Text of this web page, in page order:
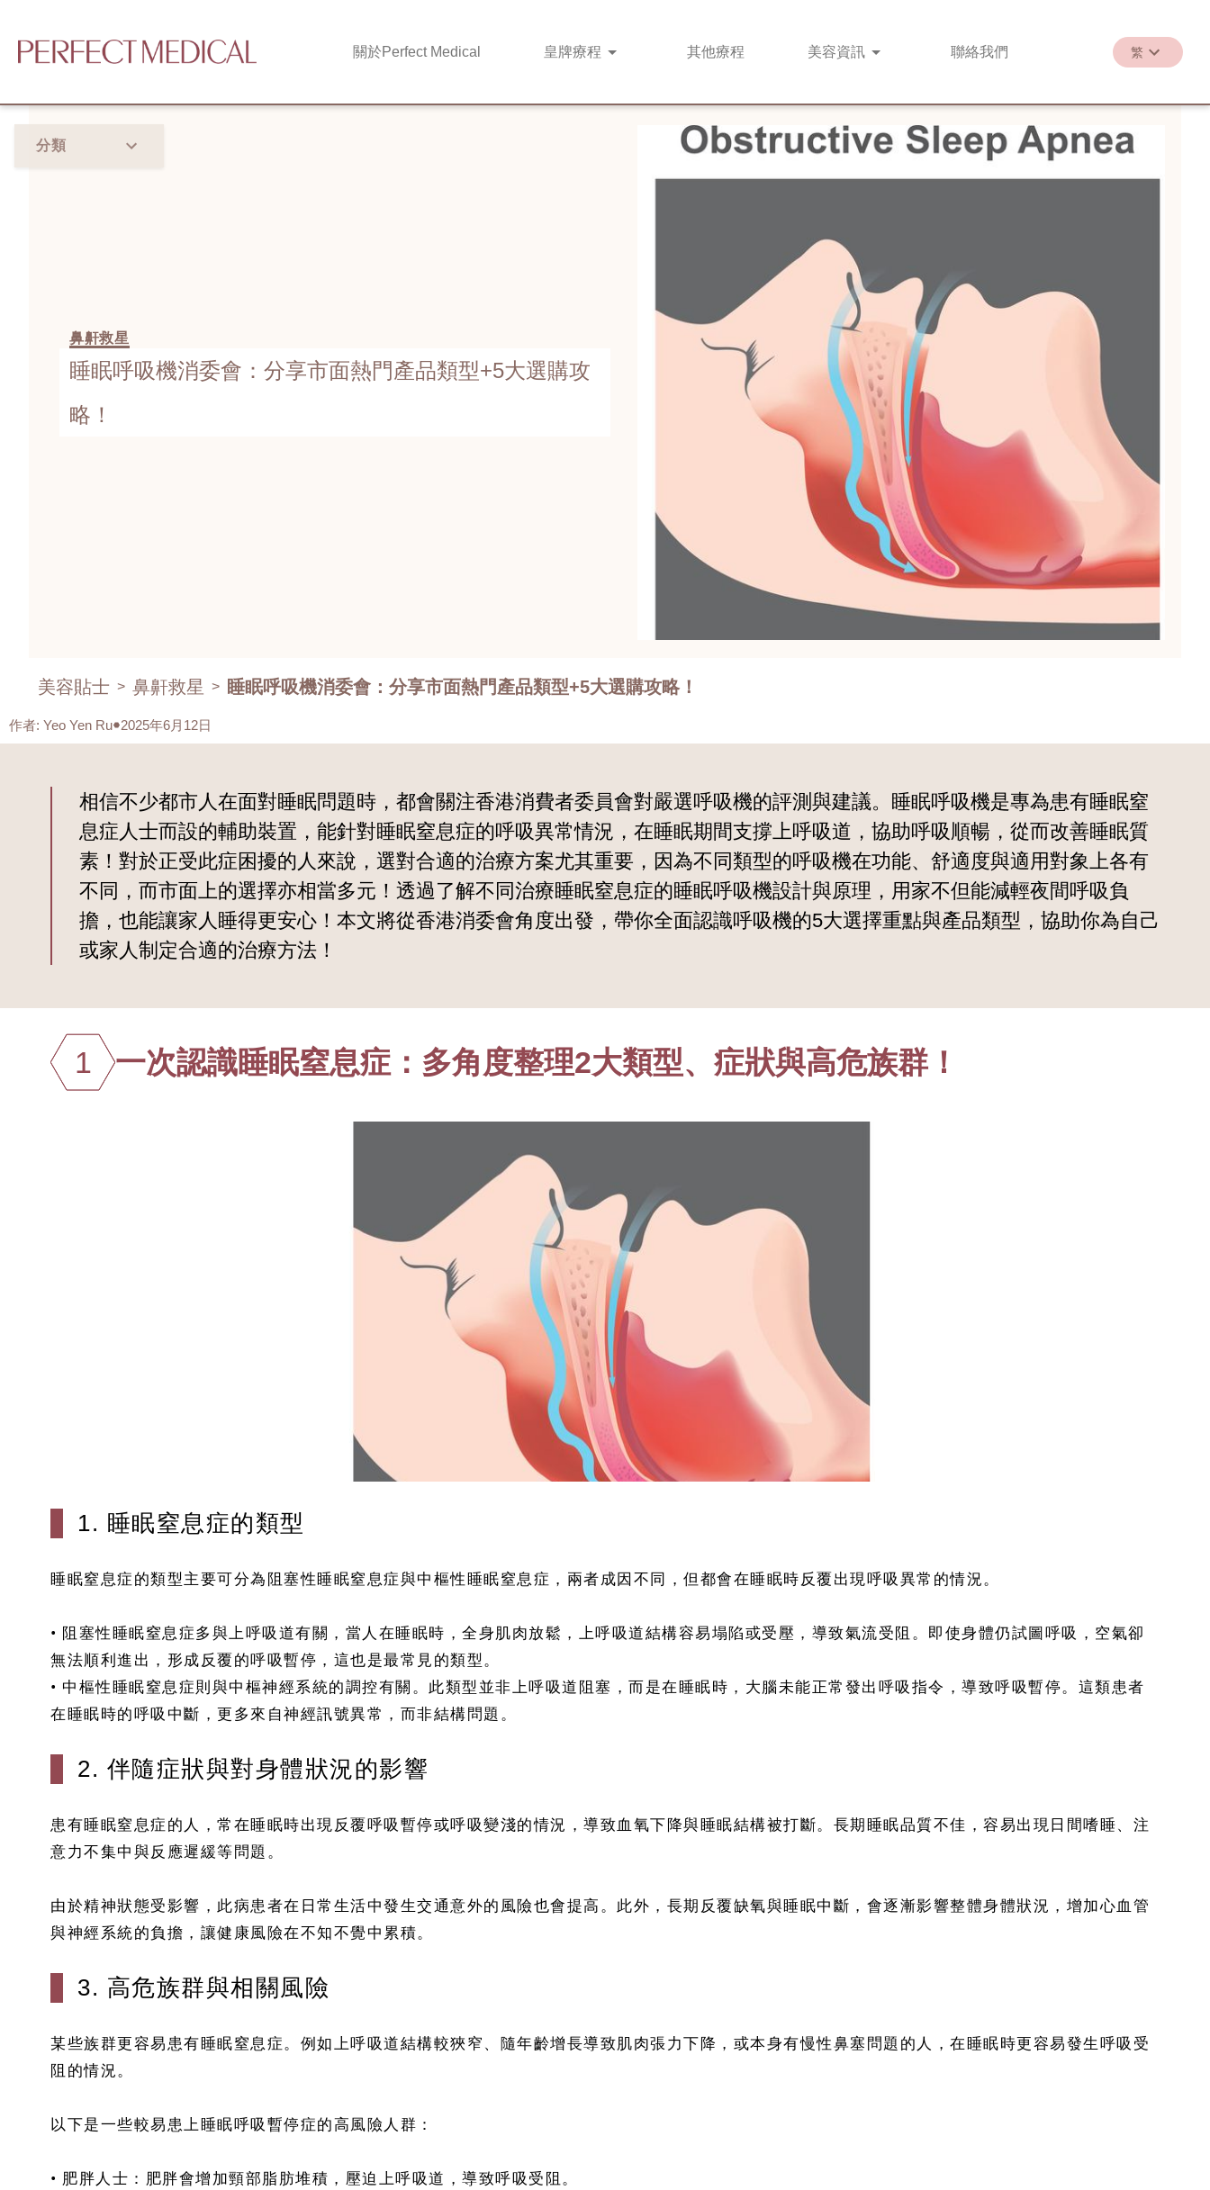
關於Perfect Medical 皇牌療程 其他療程 美容資訊 聯絡我們 繁
分類
鼻鼾救星
睡眠呼吸機消委會：分享市面熱門產品類型+5大選購攻
略！
美容貼士 > 鼻鼾救星 > 睡眠呼吸機消委會：分享市面熱門產品類型+5大選購攻略！
作者: Yeo Yen Ru 2025年6月12日
相信不少都市人在面對睡眠問題時，都會關注香港消費者委員會對嚴選呼吸機的評測與建議。睡眠呼吸機是專為患有睡眠窒
息症人士而設的輔助裝置，能針對睡眠窒息症的呼吸異常情況，在睡眠期間支撐上呼吸道，協助呼吸順暢，從而改善睡眠質
素！對於正受此症困擾的人來說，選對合適的治療方案尤其重要，因為不同類型的呼吸機在功能、舒適度與適用對象上各有
不同，而市面上的選擇亦相當多元！透過了解不同治療睡眠窒息症的睡眠呼吸機設計與原理，用家不但能減輕夜間呼吸負
擔，也能讓家人睡得更安心！本文將從香港消委會角度出發，帶你全面認識呼吸機的5大選擇重點與產品類型，協助你為自己
或家人制定合適的治療方法！
1 一次認識睡眠窒息症：多角度整理2大類型、症狀與高危族群！
1. 睡眠窒息症的類型
睡眠窒息症的類型主要可分為阻塞性睡眠窒息症與中樞性睡眠窒息症，兩者成因不同，但都會在睡眠時反覆出現呼吸異常的情況。
• 阻塞性睡眠窒息症多與上呼吸道有關，當人在睡眠時，全身肌肉放鬆，上呼吸道結構容易塌陷或受壓，導致氣流受阻。即使身體仍試圖呼吸，空氣卻
無法順利進出，形成反覆的呼吸暫停，這也是最常見的類型。
• 中樞性睡眠窒息症則與中樞神經系統的調控有關。此類型並非上呼吸道阻塞，而是在睡眠時，大腦未能正常發出呼吸指令，導致呼吸暫停。這類患者
在睡眠時的呼吸中斷，更多來自神經訊號異常，而非結構問題。
2. 伴隨症狀與對身體狀況的影響
患有睡眠窒息症的人，常在睡眠時出現反覆呼吸暫停或呼吸變淺的情況，導致血氧下降與睡眠結構被打斷。長期睡眠品質不佳，容易出現日間嗜睡、注
意力不集中與反應遲緩等問題。
由於精神狀態受影響，此病患者在日常生活中發生交通意外的風險也會提高。此外，長期反覆缺氧與睡眠中斷，會逐漸影響整體身體狀況，增加心血管
與神經系統的負擔，讓健康風險在不知不覺中累積。
3. 高危族群與相關風險
某些族群更容易患有睡眠窒息症。例如上呼吸道結構較狹窄、隨年齡增長導致肌肉張力下降，或本身有慢性鼻塞問題的人，在睡眠時更容易發生呼吸受
阻的情況。
以下是一些較易患上睡眠呼吸暫停症的高風險人群：
• 肥胖人士：肥胖會增加頸部脂肪堆積，壓迫上呼吸道，導致呼吸受阻。